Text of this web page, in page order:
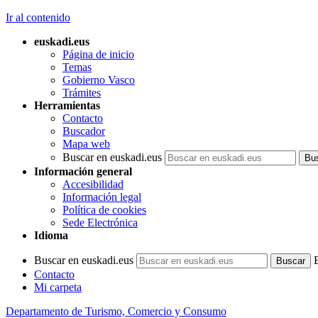
Ir al contenido
euskadi.eus
Página de inicio
Temas
Gobierno Vasco
Trámites
Herramientas
Contacto
Buscador
Mapa web
Buscar en euskadi.eus
Información general
Accesibilidad
Información legal
Política de cookies
Sede Electrónica
Idioma
Buscar en euskadi.eus
Contacto
Mi carpeta
Departamento de Turismo, Comercio y Consumo